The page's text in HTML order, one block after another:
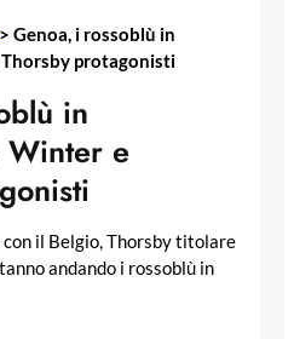
> Genoa, i rossoblù in
protagonisti
in
Winter e
il Belgio, Thorsby titolare
andando i rossoblù in